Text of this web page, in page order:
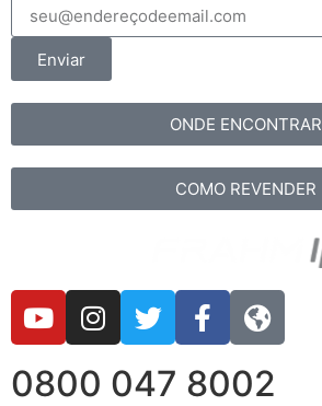
Enviar
ONDE ENCONTRAR
COMO REVENDER
0800 047 8002